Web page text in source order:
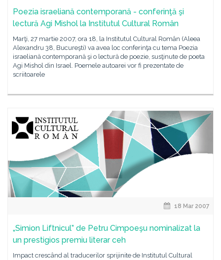
Poezia israeliană contemporană - conferinţă şi
lectură Agi Mishol la Institutul Cultural Român
Marţi, 27 martie 2007, ora 18, la Institutul Cultural Român (Aleea
Alexandru 38, Bucureşti) va avea loc conferinţa cu tema Poezia
israeliană contemporană şi o lectură de poezie, susţinute de poeta
Agi Mishol din Israel. Poemele autoarei vor fi prezentate de
scriitoarele
18 Mar 2007
„Simion Liftnicul” de Petru Cimpoeşu nominalizat la
un prestigios premiu literar ceh
Impact crescând al traducerilor sprijinite de Institutul Cultural